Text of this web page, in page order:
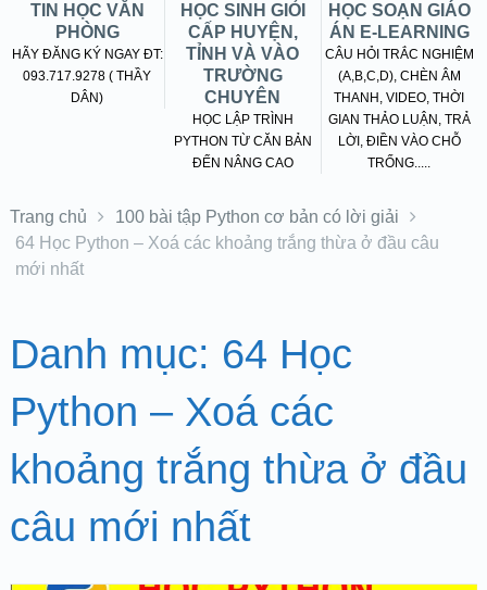
TIN HỌC VĂN
PHÒNG
HÃY ĐĂNG KÝ NGAY ĐT:
093.717.9278 ( THẦY
DÂN)
HỌC SINH GIỎI
CẤP HUYỆN,
TỈNH VÀ VÀO
TRƯỜNG
CHUYÊN
HỌC LẬP TRÌNH
PYTHON TỪ CĂN BẢN
ĐẾN NÂNG CAO
HỌC SOẠN GIÁO
ÁN E-LEARNING
CÂU HỎI TRẮC NGHIỆM
(A,B,C,D), CHÈN ÂM
THANH, VIDEO, THỜI
GIAN THẢO LUẬN, TRẢ
LỜI, ĐIỀN VÀO CHỖ
TRỐNG.....
Trang chủ
100 bài tập Python cơ bản có lời giải
64 Học Python – Xoá các khoảng trắng thừa ở đầu câu
mới nhất
Danh mục: 64 Học
Python – Xoá các
khoảng trắng thừa ở đầu
câu mới nhất